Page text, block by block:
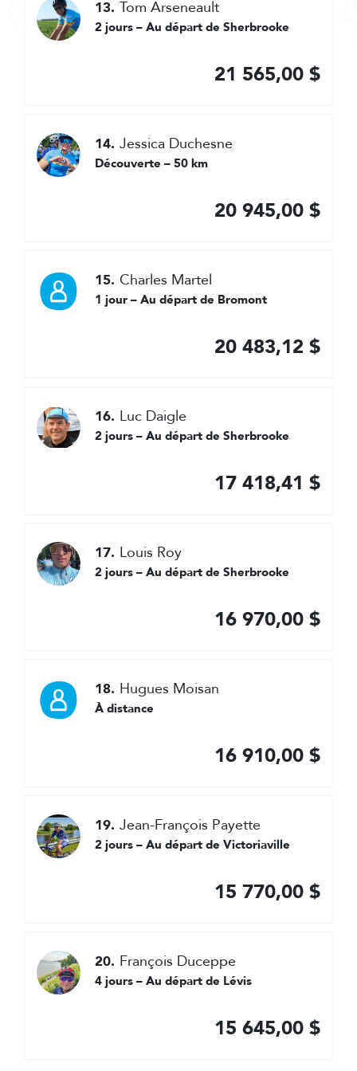
13. Tom Arseneault
2 jours – Au départ de Sherbrooke
21 565,00 $
14. Jessica Duchesne
Découverte – 50 km
20 945,00 $
15. Charles Martel
1 jour – Au départ de Bromont
20 483,12 $
16. Luc Daigle
2 jours – Au départ de Sherbrooke
17 418,41 $
17. Louis Roy
2 jours – Au départ de Sherbrooke
16 970,00 $
18. Hugues Moisan
À distance
16 910,00 $
19. Jean-François Payette
2 jours – Au départ de Victoriaville
15 770,00 $
20. François Duceppe
4 jours – Au départ de Lévis
15 645,00 $